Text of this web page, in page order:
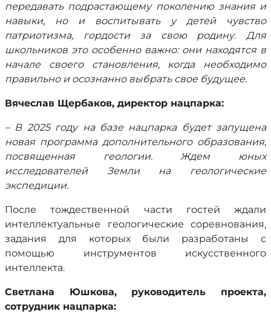
передавать подрастающему поколению знания и
навыки, но и воспитывать у детей чувство
патриотизма, гордости за свою родину. Для
школьников это особенно важно: они находятся в
начале своего становления, когда необходимо
правильно и осознанно выбрать свое будущее.
Вячеслав Щербаков, директор нацпарка:
– В 2025 году на базе нацпарка будет запущена
новая программа дополнительного образования,
посвященная геологии. Ждем юных
исследователей Земли на геологические
экспедиции.
После тождественной части гостей ждали
интеллектуальные геологические соревнования,
задания для которых были разработаны с
помощью инструментов искусственного
интеллекта.
Светлана Юшкова, руководитель проекта,
сотрудник нацпарка: